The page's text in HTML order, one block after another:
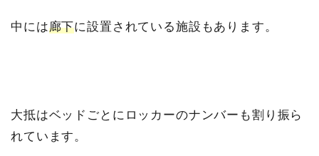
中には廊下に設置されている施設もあります。
大抵はベッドごとにロッカーのナンバーも割り振ら
れています。